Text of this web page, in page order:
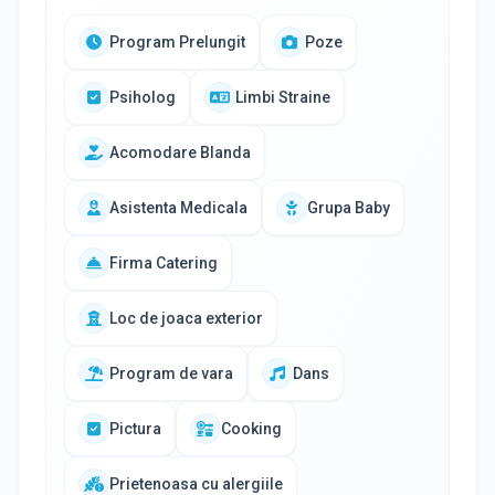
Program Prelungit Poze
Psiholog Limbi Straine
Acomodare Blanda
Asistenta Medicala Grupa Baby
Firma Catering
Loc de joaca exterior
Program de vara Dans
Pictura Cooking
Prietenoasa cu alergiile